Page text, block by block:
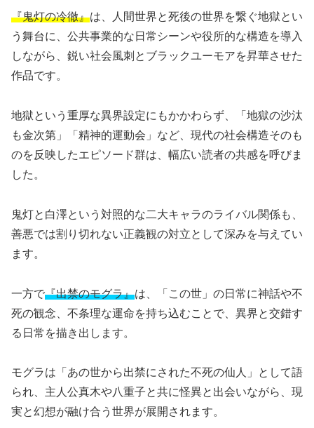
『鬼灯の冷徹』は、人間世界と死後の世界を繋ぐ地獄とい
う舞台に、公共事業的な日常シーンや役所的な構造を導入
しながら、鋭い社会風刺とブラックユーモアを昇華させた
作品です。
地獄という重厚な異界設定にもかかわらず、「地獄の沙汰
も金次第」「精神的運動会」など、現代の社会構造そのも
のを反映したエピソード群は、幅広い読者の共感を呼びま
した。
鬼灯と白澤という対照的な二大キャラのライバル関係も、
善悪では割り切れない正義観の対立として深みを与えてい
ます。
一方で『出禁のモグラ』は、「この世」の日常に神話や不
死の観念、不条理な運命を持ち込むことで、異界と交錯す
る日常を描き出します。
モグラは「あの世から出禁にされた不死の仙人」として語
られ、主人公真木や八重子と共に怪異と出会いながら、現
実と幻想が融け合う世界が展開されます。